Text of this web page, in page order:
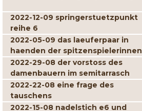
2022-12-09 springerstuetzpunkt
reihe 6
2022-05-09 das laeuferpaar in
haenden der spitzenspielerinnen
2022-29-08 der vorstoss des
damenbauern im semitarrasch
2022-22-08 eine frage des
tauschens
2022-15-08 nadelstich e6 und